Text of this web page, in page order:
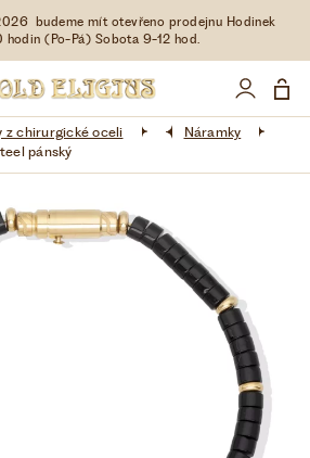
budeme mít otevřeno prodejnu Hodinek
hodin (Po-Pá) Sobota 9-12 hod.
z chirurgické oceli
Náramky
pánský